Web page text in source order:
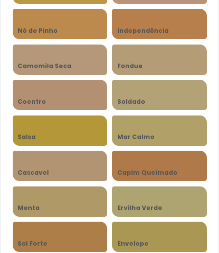
Nó de Pinho Independência
Camomila Seca Fondue
Coentro Soldado
Salsa Mar Calmo
Cascavel Capim Queimado
Menta Ervilha Verde
Sol Forte Envelope